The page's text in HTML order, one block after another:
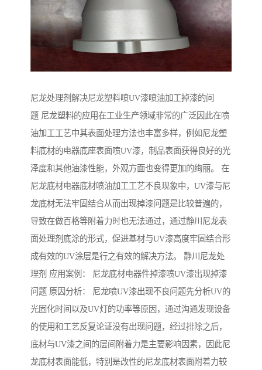
尼龙处理剂解决尼龙塑料喷UV漆喷油加工掉漆的问
题 尼龙塑料的应用在工业生产领域非常的广泛因此在喷
油加工工艺中其表面处理方法也丰富多样，例如尼龙塑
料底材的电器底座表面喷UV漆，制品表面获得良好的光
泽度和其他油漆性能，外观方面也变得更加的绚丽。 在
尼龙底材电器底材喷油加工工艺不良现象中，UV漆与尼
龙底材无法牢固结合从而出现掉漆问题是比较普遍的，
导致在做百格等附着力时也无法通过，通过静川尼龙表
面处理剂底涂的形式，促进基材与UV漆高度牢固结合形
成有效的UV涂层是行之有效的解决方法。 静川尼龙处
理剂 应用案例： 尼龙底材电器件掉漆喷UV漆出现掉漆
问题 原因分析： 尼龙喷UV漆出现不良问题先分析UV的
光固化时间以及UV灯的功率等原因，通过沟通发现设备
的使用和工艺反复论证没有出现问题，经过排除之后，
底材与UV漆之间的层间附着力是主要影响因素，因此尼
龙底材表面能低，特别是改性的尼龙底材表面附着力较